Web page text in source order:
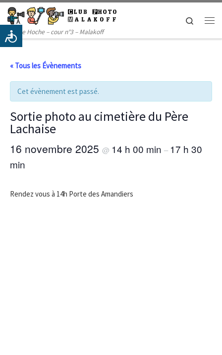
Passer au contenu
14 rue Hoche – cour n°3 – Malakoff
Search
« Tous les Évènements
Cet évènement est passé.
Sortie photo au cimetière du Père
Lachaise
16 novembre 2025 @ 14 h 00 min – 17 h 30
min
Rendez vous à 14h Porte des Amandiers